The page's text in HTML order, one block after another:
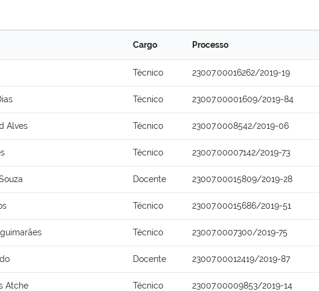
Cargo Processo
Técnico 23007.00016262/2019-19
Técnico 23007.00001609/2019-84
Alves Técnico 23007.0008542/2019-06
Técnico 23007.00007142/2019-73
Docente 23007.00015809/2019-28
Técnico 23007.00015686/2019-51
Técnico 23007.0007300/2019-75
Docente 23007.00012419/2019-87
Atche Técnico 23007.00009853/2019-14